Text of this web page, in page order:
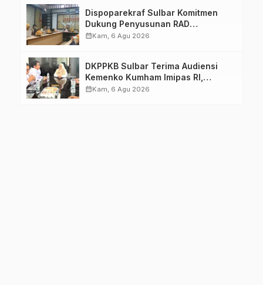
Dispoparekraf Sulbar Komitmen
Dukung Penyusunan RAD
TPB/SDGs Sulawesi Barat
calendar_monthKam, 6 Agu 2026
DKPPKB Sulbar Terima Audiensi
Kemenko Kumham Imipas RI,
Perkuat Pelayanan Kesehatan bagi
calendar_monthKam, 6 Agu 2026